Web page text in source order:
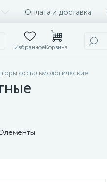
Оплата и доставка
ИзбранноеКорзина
офтальмологические